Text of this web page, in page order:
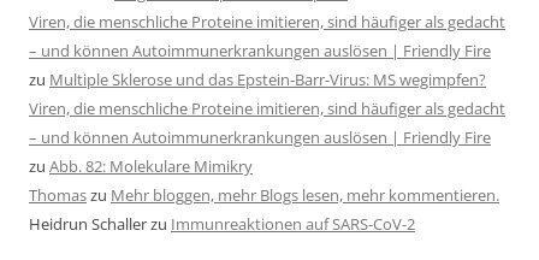
Viren, die menschliche Proteine imitieren, sind häufiger als gedacht
– und können Autoimmunerkrankungen auslösen | Friendly Fire
zu Multiple Sklerose und das Epstein-Barr-Virus: MS wegimpfen?
Viren, die menschliche Proteine imitieren, sind häufiger als gedacht
– und können Autoimmunerkrankungen auslösen | Friendly Fire
zu Abb. 82: Molekulare Mimikry
Thomaszu Mehr bloggen, mehr Blogs lesen, mehr kommentieren.
Heidrun Schallerzu Immunreaktionen auf SARS-CoV-2